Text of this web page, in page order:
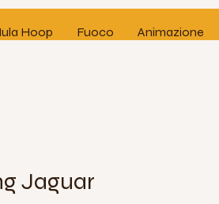
Hoop Fuoco Animazione
Jaguar